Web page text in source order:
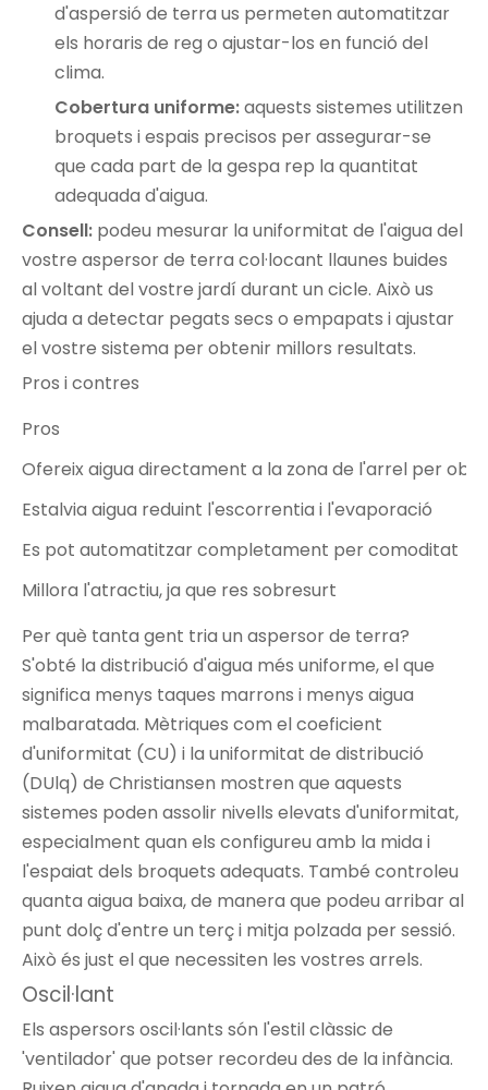
d'aspersió de terra us permeten automatitzar
els horaris de reg o ajustar-los en funció del
clima.
Cobertura uniforme:aquests sistemes utilitzen
broquets i espais precisos per assegurar-se
que cada part de la gespa rep la quantitat
adequada d'aigua.
Consell: podeu mesurar la uniformitat de l'aigua del
vostre aspersor de terra col·locant llaunes buides
al voltant del vostre jardí durant un cicle. Això us
ajuda a detectar pegats secs o empapats i ajustar
el vostre sistema per obtenir millors resultats.
Pros i contres
Pros
Ofereix aigua directament a la zona de l'arrel per
Estalvia aigua reduint l'escorrentia i l'evaporació
Es pot automatitzar completament per comoditat
Millora l'atractiu, ja que res sobresurt
Per què tanta gent tria un aspersor de terra?
S'obté la distribució d'aigua més uniforme, el que
significa menys taques marrons i menys aigua
malbaratada. Mètriques com el coeficient
d'uniformitat (CU) i la uniformitat de distribució
(DUlq) de Christiansen mostren que aquests
sistemes poden assolir nivells elevats d'uniformitat,
especialment quan els configureu amb la mida i
l'espaiat dels broquets adequats. També controleu
quanta aigua baixa, de manera que podeu arribar al
punt dolç d'entre un terç i mitja polzada per sessió.
Això és just el que necessiten les vostres arrels.
Oscil·lant
Els aspersors oscil·lants són l'estil clàssic de
'ventilador' que potser recordeu des de la infància.